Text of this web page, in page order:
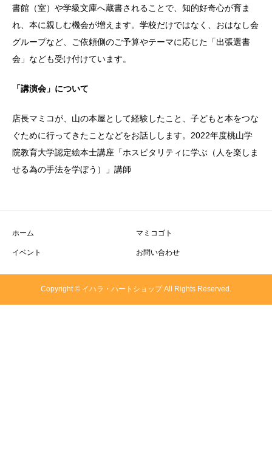
書館（室）や学級文庫へ蔵書されることで、知的好奇心が育ま
れ、本に親しむ機会が増えます。学校だけではなく、おはなし会
グループなど、ご依頼側のご予算やテーマに応じた「出張選書
会」なども受け付けています。
「講演会」について
店長マミコが、山の本屋として経験したこと、子どもと本をつな
ぐために行ってきたことなどをお話しします。2022年度桃山学
院教育大学認定絵本士講座「ホスピタリティに学ぶ（人を楽しま
せる為の手法を学ぼう）」講師
ホーム マミコゴト
イベント お問い合わせ
Copyright © イハラ・ハートショップ All Rights Reserved.